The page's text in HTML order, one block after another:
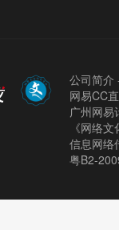
公司简介
网易CC
广州网
《网络
信息网络
粤B2-